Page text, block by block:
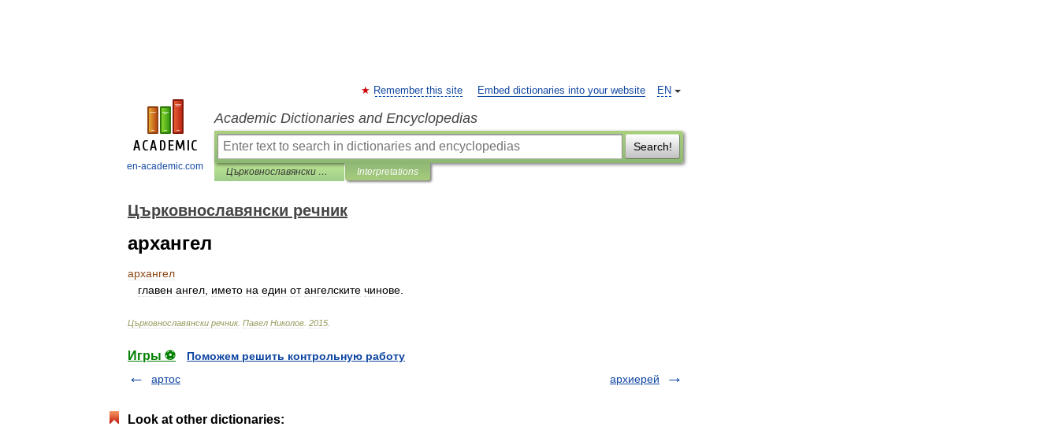
en-academic.com
EN
Remember this site Embed dictionaries into your website
Academic Dictionaries and Encyclopedias
Search!
Църковнославянски речник Interpretations
Църковнославянски речник
архангел
архангел
главен ангел името на един от ангелските чинове
Църковнославянски речник. Павел Николов 2015
Игры ⚽
Поможем решить контрольную работу
артос
архиерей
Look at other dictionaries: